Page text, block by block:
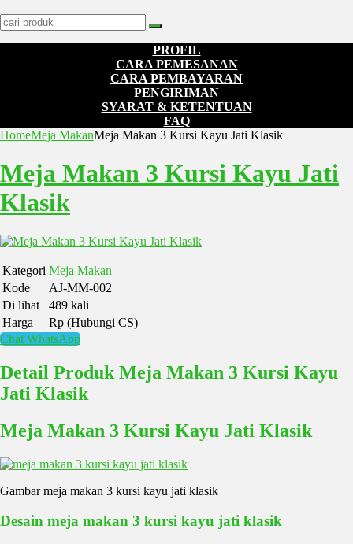
PROFIL
CARA PEMESANAN
CARA PEMBAYARAN
PENGIRIMAN
SYARAT & KETENTUAN
FAQ
HomeMeja MakanMeja Makan 3 Kursi Kayu Jati Klasik
Meja Makan 3 Kursi Kayu Jati
Klasik
Kategori Meja Makan
Kode
AJ-MM-002
Di lihat
489 kali
Harga
Rp (Hubungi CS)
Chat WhatsApp
Detail Produk Meja Makan 3 Kursi Kayu
Jati Klasik
Meja Makan 3 Kursi Kayu Jati Klasik
Gambar meja makan 3 kursi kayu jati klasik
Desain meja makan 3 kursi kayu jati klasik